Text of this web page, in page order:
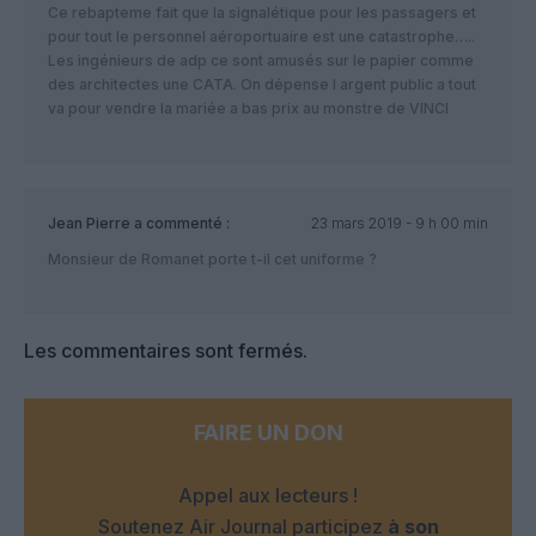
Ce rebapteme fait que la signalétique pour les passagers et
pour tout le personnel aéroportuaire est une catastrophe…..
Les ingénieurs de adp ce sont amusés sur le papier comme
des architectes une CATA. On dépense l argent public a tout
va pour vendre la mariée a bas prix au monstre de VINCI
Jean Pierre a commenté :
23 mars 2019 - 9 h 00 min
Monsieur de Romanet porte t-il cet uniforme ?
Les commentaires sont fermés.
FAIRE UN DON
Appel aux lecteurs !
Soutenez Air Journal participez à son